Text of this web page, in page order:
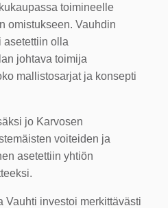
toimineelle
omistukseen. Vauhdin
asetettiin olla
johtava toimija
mallistosarjat ja konsepti
jo Karvosen
voiteiden ja
asetettiin yhtiön
Vauhti investoi merkittävästi